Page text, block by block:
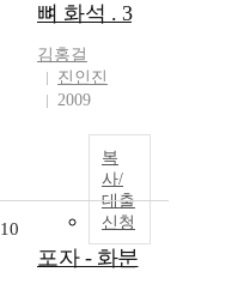
뼈 화석 . 3
김홍걸
진인진
2009
복
사/
대출
신청
10
포자 - 화분